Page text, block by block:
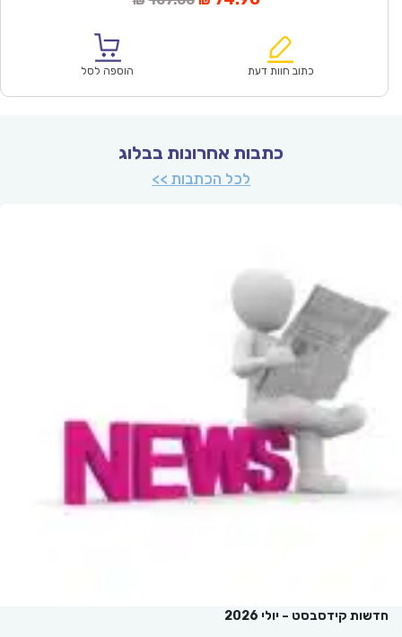
₪107.00.
הוא:
כתוב חוות דעת הוספה לסל
כתבות אחרונות בבלוג
לכל הכתבות >>
חדשות קידסבסט – יולי 2026